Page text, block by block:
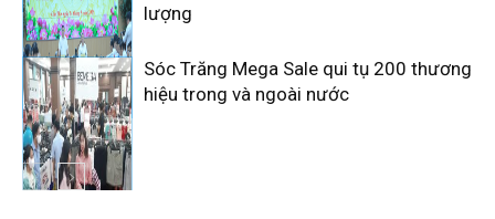
lượng
Sóc Trăng Mega Sale qui tụ 200 thương
hiệu trong và ngoài nước